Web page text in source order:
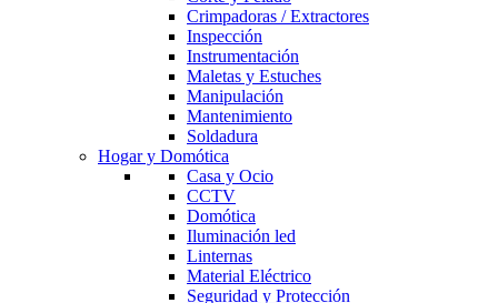
Crimpadoras / Extractores
Inspección
Instrumentación
Maletas y Estuches
Manipulación
Mantenimiento
Soldadura
Hogar y Domótica
Casa y Ocio
CCTV
Domótica
Iluminación led
Linternas
Material Eléctrico
Seguridad y Protección